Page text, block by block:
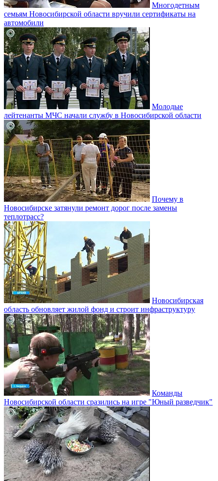
Многодетным
семьям Новосибирской области вручили сертификаты на
автомобили
Молодые
лейтенанты МЧС начали службу в Новосибирской области
Почему в
Новосибирске затянули ремонт дорог после замены
теплотрасс?
Новосибирская
область обновляет жилой фонд и строит инфраструктуру
Команды
Новосибирской области сразились на игре "Юный разведчик"